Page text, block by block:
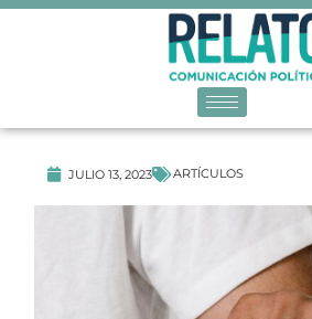
JULIO 13, 2023 ARTÍCULOS